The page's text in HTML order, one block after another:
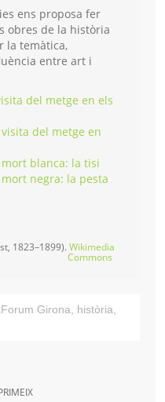
ens proposa fer
obres de la història
la temàtica,
entre art i
del metge en els
visita del metge en
mort blanca: la tisi
mort negra: la pesta
1823–1899). Wikimedia
Commons
Girona, història,